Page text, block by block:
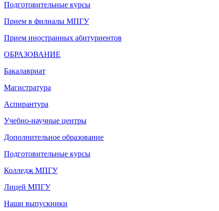
Подготовительные курсы
Прием в филиалы МПГУ
Прием иностранных абитуриентов
ОБРАЗОВАНИЕ
Бакалавриат
Магистратура
Аспирантура
Учебно-научные центры
Дополнительное образование
Подготовительные курсы
Колледж МПГУ
Лицей МПГУ
Наши выпускники